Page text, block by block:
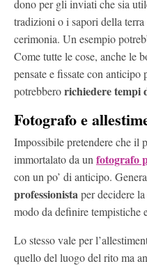
dono per gli inviati che sia
tradizioni o i sapori della
cerimonia. Un esempio
Come tutte le cose, anche le
pensate e fissate con anticipo
potrebberorichiedere tempi
Fotografo e
Impossibile pretendere che il
immortalato da un fotografo
con un po’ di anticipo.
professionistaper decidere
modo da definire tempistiche
Lo stesso vale per
quello del luogo del rito ma